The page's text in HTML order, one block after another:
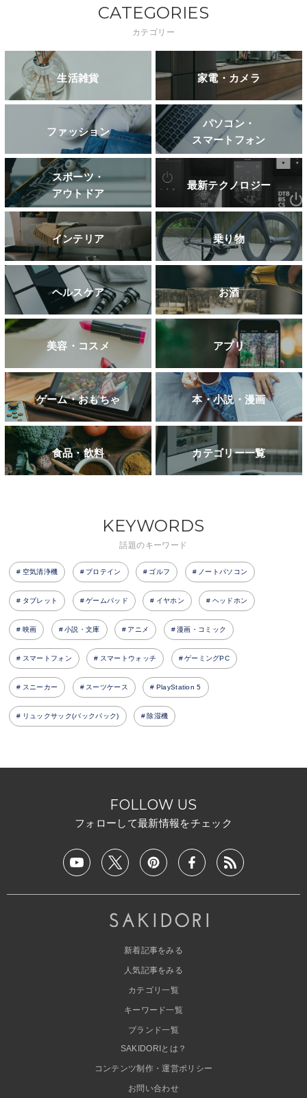
CATEGORIES
カテゴリー
生活雑貨 家電・カメラ
ファッション
パソコン・
スマートフォン
スポーツ・
アウトドア
最新テクノロジー
インテリア 乗り物
ヘルスケア お酒
美容・コスメ アプリ
ゲーム・おもちゃ 本・小説・漫画
食品・飲料 カテゴリー一覧
KEYWORDS
話題のキーワード
空気清浄機 プロテイン ゴルフ ノートパソコン
タブレット ゲームパッド イヤホン ヘッドホン
映画 小説・文庫 アニメ 漫画・コミック
スマートフォン スマートウォッチ ゲーミングPC
スニーカー スーツケース PlayStation 5
リュックサック(バックパック) 除湿機
FOLLOW US
フォローして最新情報をチェック
新着記事をみる
人気記事をみる
カテゴリ一覧
キーワード一覧
ブランド一覧
SAKIDORIとは？
コンテンツ制作・運営ポリシー
お問い合わせ